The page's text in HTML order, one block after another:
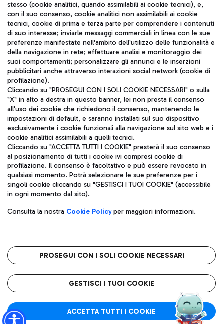
TRAVEL JOURNAL
ITA
Aeroporti di Roma S.p.A. - Società soggetta a direzione e
coordinamento di Mundys S.p.A.
Codice fiscale e Registro delle Imprese di Roma 13032990155 P.
IVA 06572251004
Capitale sociale 62.224.743,00 int. vers.
Sede legale: Via Pier Paolo Racchetti 1 - 00054 Fiumicino (RM)
telefono +39 06 65951
Privacy policy
Note legali
Roma FCO
L'aeroporto stellato
stesso (cookie analitici, quando assimilabili ai cookie tecnici), e,
con il suo consenso, cookie analitici non assimilabili ai cookie
tecnici, cookie di prima e terza parte per comprendere i contenuti
di suo interesse; inviarle messaggi commerciali in linea con le sue
preferenze manifestate nell'ambito dell'utilizzo delle funzionalità e
della navigazione in rete; effettuare analisi e monitoraggio dei
suoi comportamenti; personalizzare gli annunci e le inserzioni
pubblicitari anche attraverso interazioni social network (cookie di
profilazione).
Cliccando su "PROSEGUI CON I SOLI COOKIE NECESSARI" o sulla
"X" in alto a destra in questo banner, lei non presta il consenso
all'uso dei cookie che richiedono il consenso, mantenendo le
impostazioni di default, e saranno installati sul suo dispositivo
esclusivamente i cookie funzionali alla navigazione sul sito web e i
cookie analitici assimilabili a quelli tecnici.
Cliccando su "ACCETTA TUTTI I COOKIE" presterà il suo consenso
al posizionamento di tutti i cookie ivi compresi cookie di
profilazione. Il consenso è facoltativo e può essere revocato in
qualsiasi momento. Potrà selezionare le sue preferenze per i
singoli cookie cliccando su "GESTISCI I TUOI COOKIE" (accessibile
in ogni momento dal sito).
Consulta la nostra Cookie Policyper maggiori informazioni.
PROSEGUI CON I SOLI COOKIE NECESSARI
GESTISCI I TUOI COOKIE
ACCETTA TUTTI I COOKIE